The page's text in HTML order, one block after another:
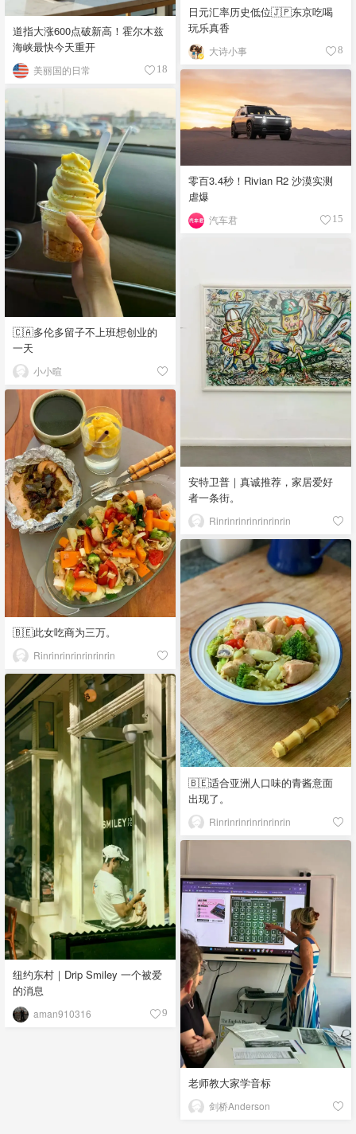
日元汇率历史低位🇯🇵东京吃喝
玩乐真香
大诗小事 8
道指大涨600点破新高！霍尔木兹
海峡最快今天重开
美丽国的日常 18
零百3.4秒！Rivian R2 沙漠实测
虐爆
汽车君 15
🇨🇦多伦多留子不上班想创业的
一天
小小暄
安特卫普｜真诚推荐，家居爱好
者一条街。
Rinrinrinrinrinrinrin
🇧🇪此女吃商为三万。
Rinrinrinrinrinrinrin
🇧🇪适合亚洲人口味的青酱意面
出现了。
Rinrinrinrinrinrinrin
纽约东村｜Drip Smiley 一个被爱
的消息
aman910316 9
老师教大家学音标
剑桥Anderson